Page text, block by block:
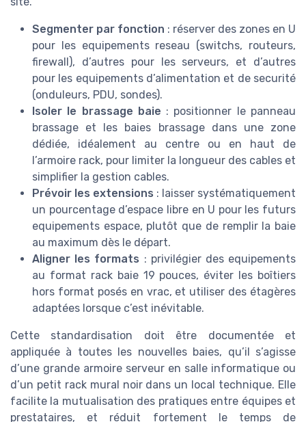
Segmenter par fonction : réserver des zones en U
pour les equipements reseau (switchs, routeurs,
firewall), d’autres pour les serveurs, et d’autres
pour les equipements d’alimentation et de securité
(onduleurs, PDU, sondes).
Isoler le brassage baie : positionner le panneau
brassage et les baies brassage dans une zone
dédiée, idéalement au centre ou en haut de
l’armoire rack, pour limiter la longueur des cables et
simplifier la gestion cables.
Prévoir les extensions : laisser systématiquement
un pourcentage d’espace libre en U pour les futurs
equipements espace, plutôt que de remplir la baie
au maximum dès le départ.
Aligner les formats : privilégier des equipements
au format rack baie 19 pouces, éviter les boîtiers
hors format posés en vrac, et utiliser des étagères
adaptées lorsque c’est inévitable.
Cette standardisation doit être documentée et
appliquée à toutes les nouvelles baies, qu’il s’agisse
d’une grande armoire serveur en salle informatique ou
d’un petit rack mural noir dans un local technique. Elle
facilite la mutualisation des pratiques entre équipes et
prestataires, et réduit fortement le temps de